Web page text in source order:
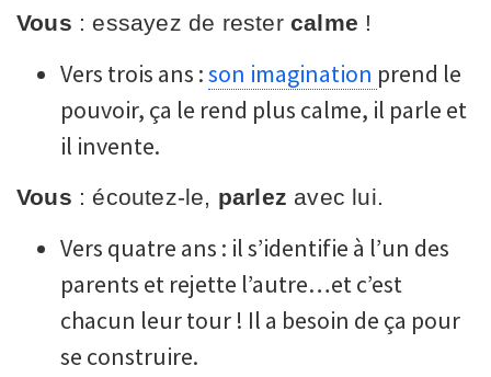
Vous : essayez de restercalme !
Vers trois ans :son imagination prend le
pouvoir, ça le rend plus calme, il parle et
il invente.
Vous : écoutez-le, parlez avec lui.
Vers quatre ans : il s’identifie à l’un des
parents et rejette l’autre…et c’est
chacun leur tour ! Il a besoin de ça pour
se construire.